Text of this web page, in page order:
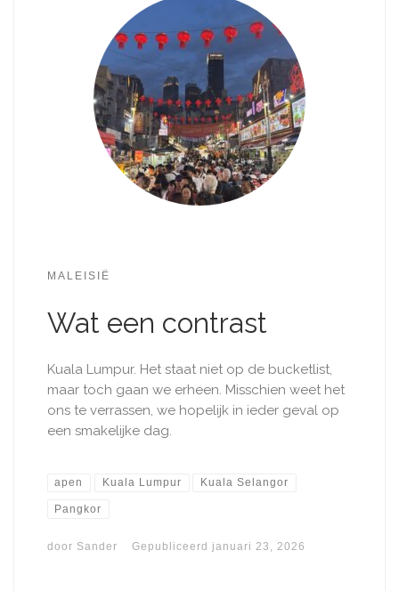
MALEISIË
Wat een contrast
Kuala Lumpur. Het staat niet op de​ bucketlist,
maar toch gaan we erheen. Misschien weet het
ons te verrassen, we hopelijk in ieder geval op
een smakelijke dag.
apen Kuala Lumpur Kuala Selangor
Pangkor
door Sander Gepubliceerd januari 23, 2026